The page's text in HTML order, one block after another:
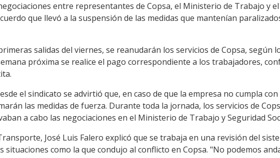
entre representantes de Copsa, el Ministerio de Trabajo y
que llevó a la suspensión de las medidas que mantenían
salidas del viernes, se reanudarán los servicios de Copsa, según
próxima se realice el pago correspondiente a los trabajadores,
el sindicato se advirtió que, en caso de que la empresa no cumpla
las medidas de fuerza. Durante toda la jornada, los servicios de
a cabo las negociaciones en el Ministerio de Trabajo y Seguridad
José Luis Falero explicó que se trabaja en una revisión del
situaciones como la que condujo al conflicto en Copsa. "No podemos